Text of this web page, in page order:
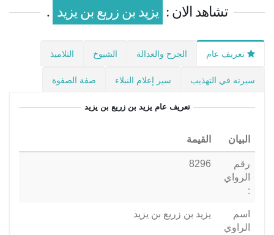
تشاهد الان : يزيد بن زريع بن يزيد .
تعريف عام الجرح والعدالة الشيوخ التلاميذ
سيرته في التهذيب سير إعلام النبلاء صفة الصفوة
تعريف عام يزيد بن زريع بن يزيد
البيان القيمة
رقم
الرواي
:
8296
اسم
الراوي
يزيد بن زريع بن يزيد